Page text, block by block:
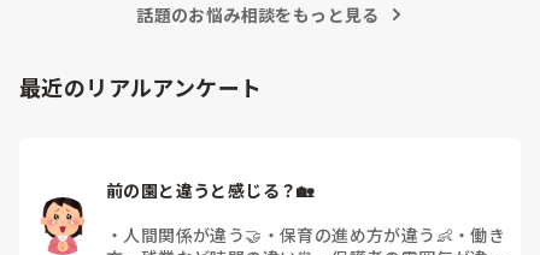
ただじっと座っていても、5分も座ればお尻に痛みがきま
体をひねる、少し立ち上がる、体を折りたたむような姿勢に
腰痛、膝痛お持ちの方は、どの程度の痛みで働かれているの
でしょうか。
パンツで寝れる子が増えてきて、寝かしつけの時にトイレに
しかし寝かしつけに入る前にトイレでしっかり排尿している
ので、その子には待っててねといい外に出ていました。今日
しているように見えると言われました。
日頃からそのことの関わりはしっかり持てるように意識はし
ていますが…
話題のお悩み相談をもっと見る
最近のリアルアンケート
前の園と違うと感じる？🏡
・ 人間関係が違う🤝 ・ 保育の進め方が違う👶 ・働き